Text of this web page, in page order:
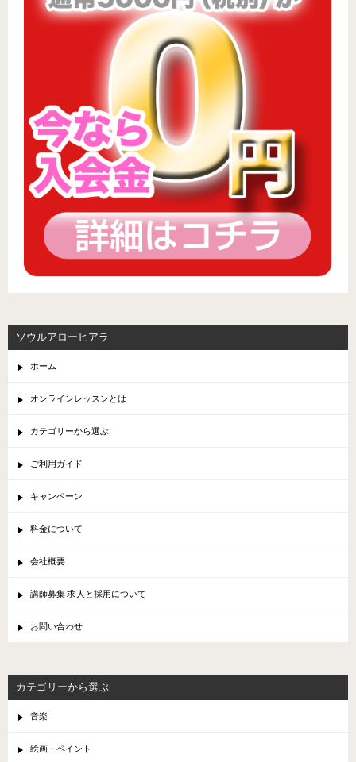
ソウルアローヒアラ
ホーム
オンラインレッスンとは
カテゴリーから選ぶ
ご利用ガイド
キャンペーン
料金について
会社概要
講師募集 求人と採用について
お問い合わせ
カテゴリーから選ぶ
音楽
絵画・ペイント